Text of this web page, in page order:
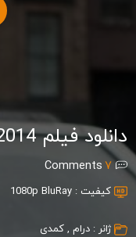
دانلود فیلم St. Vincent 2014
7
Comments
کیفیت : 1080p BluRay
ژانر : درام ,کمدی